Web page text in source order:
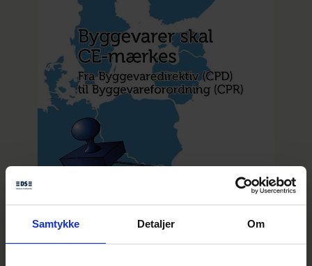
Samtykke Detaljer Om